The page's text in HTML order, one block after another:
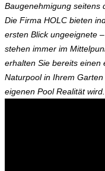
Baugenehmigung seitens
Die Firma HOLC bieten
ersten Blick ungeeignete
stehen immer im
erhalten Sie bereits einen
Naturpool in Ihrem
eigenen Pool Realität wird.